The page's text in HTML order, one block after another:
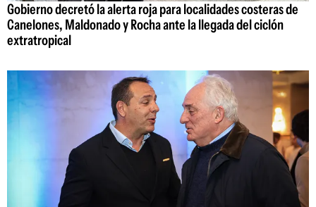
Gobierno decretó la alerta roja para localidades costeras de
Canelones, Maldonado y Rocha ante la llegada del ciclón
extratropical